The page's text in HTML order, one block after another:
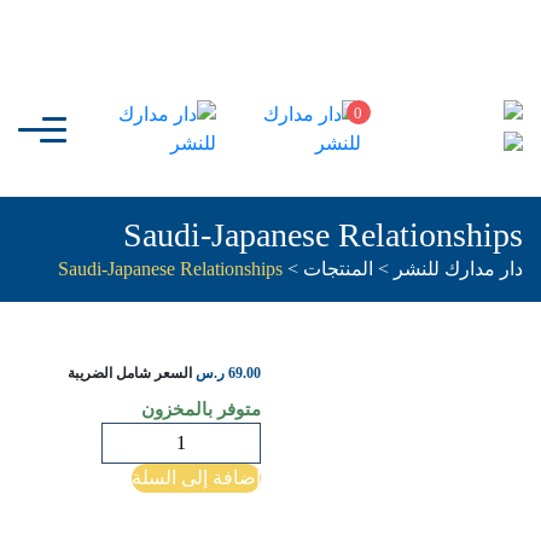
0
Saudi-Japanese Relationships
دار مدارك للنشر > المنتجات >
Saudi-Japanese Relationships
69.00 ر.س السعر شامل الضريبة
متوفر بالمخزون
Saudi-
Japanese
إضافة إلى السلة